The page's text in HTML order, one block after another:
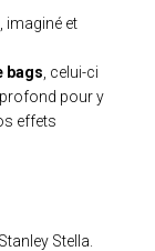
, imaginé et
bags , celui-ci
pour y
effets
Stella.